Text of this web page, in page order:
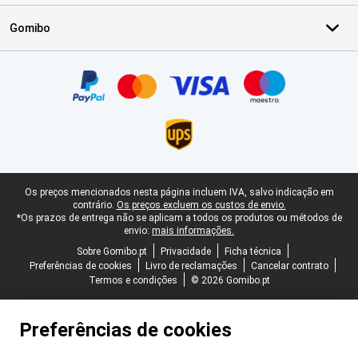
Gomibo
Rodapé legal
Os preços mencionados nesta página incluem IVA, salvo indicação em
contrário. Os preços excluem os custos de envio.
*Os prazos de entrega não se aplicam a todos os produtos ou métodos de
envio: mais informações.
Sobre Gomibo.pt
Privacidade
Ficha técnica
Preferências de cookies
Livro de reclamações
Cancelar contrato
Termos e condições
© 2026 Gomibo.pt
Preferências de cookies